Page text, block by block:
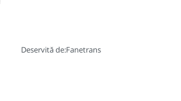
Deservită de:Fanetrans